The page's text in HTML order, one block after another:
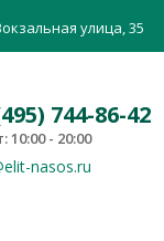
улица, 35
744-86-42
10:00 - 20:00
nasos.ru